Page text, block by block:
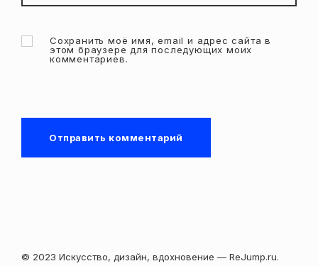
Сохранить моё имя, email и адрес сайта в
этом браузере для последующих моих
комментариев.
© 2023 Искусство, дизайн, вдохновение — ReJump.ru.